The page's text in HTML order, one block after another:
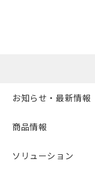
お知らせ・最新情報
商品情報
ソリューション